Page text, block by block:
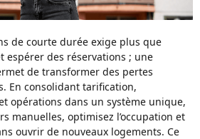
de courte durée exige plus que
espérer des réservations ; une
de transformer des pertes
En consolidant tarification,
opérations dans un système unique,
manuelles, optimisez l’occupation et
ouvrir de nouveaux logements. Ce